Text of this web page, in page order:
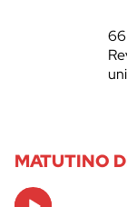
66
MATUTINO
Audio